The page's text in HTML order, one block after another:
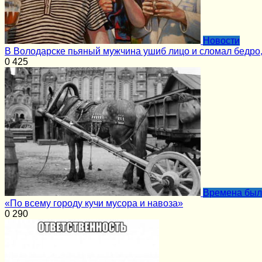
Новости
В Володарске пьяный мужчина ушиб лицо и сломал бедро,
0 425
Времена
«По всему городу кучи мусора и навоза»
0 290